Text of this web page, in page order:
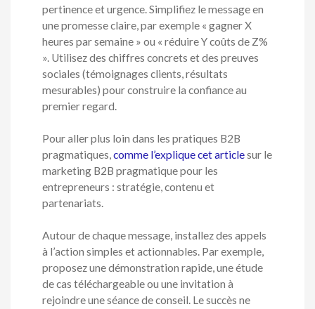
pertinence et urgence. Simplifiez le message en
une promesse claire, par exemple « gagner X
heures par semaine » ou « réduire Y coûts de Z%
». Utilisez des chiffres concrets et des preuves
sociales (témoignages clients, résultats
mesurables) pour construire la confiance au
premier regard.
Pour aller plus loin dans les pratiques B2B
pragmatiques,comme l’explique cet articlesur le
marketing B2B pragmatique pour les
entrepreneurs : stratégie, contenu et
partenariats.
Autour de chaque message, installez des appels
à l’action simples et actionnables. Par exemple,
proposez une démonstration rapide, une étude
de cas téléchargeable ou une invitation à
rejoindre une séance de conseil. Le succès ne